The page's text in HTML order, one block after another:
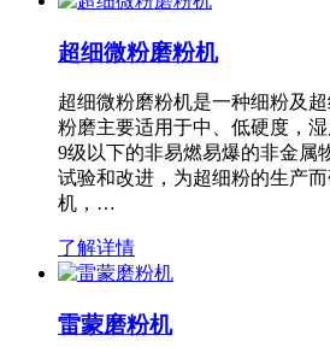
超细微粉磨粉机
超细微粉磨粉机是一种细粉及
粉磨主要适用于中、低硬度，
9级以下的非易燃易爆的非金属
试验和改进，为超细粉的生产
机，…
了解详情
雷蒙磨粉机